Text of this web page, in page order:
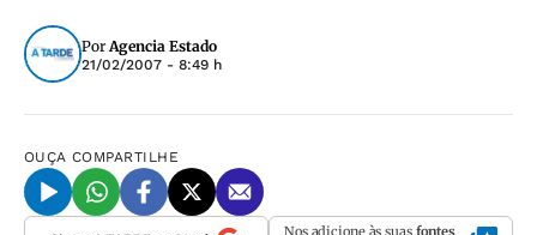
PorAgencia Estado
21/02/2007 - 8:49 h
OUÇA COMPARTILHE
Nos adicione às suas fontes